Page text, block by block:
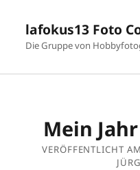
lafokus13 Foto
Die Gruppe von
Mein
VERÖFFENTLICHT